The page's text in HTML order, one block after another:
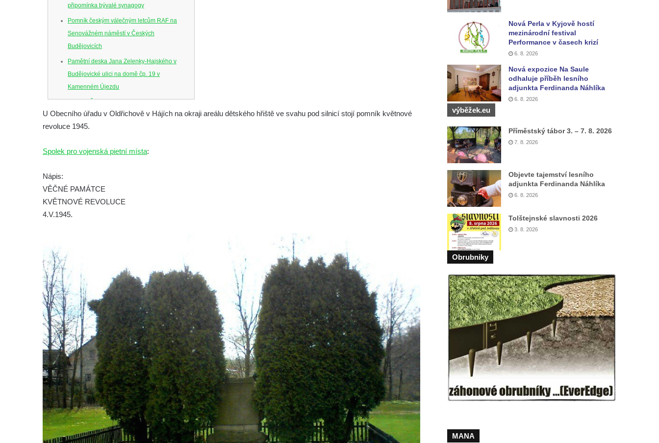
připomínka bývalé synagogy
Pomník českým válečným letcům RAF na
Senovážném náměstí v Českých
Budějovicích
Pamětní deska Jana Zelenky-Hajského v
Budějovické ulici na domě čp. 19 v
Kamenném Újezdu
Kenotaf Šimona Valhy na starém hřbitově v
Kamenném Újezdě
Kenotaf Václava B. Hájka na starém
Pomník obětem válek na Náměstí v
Kenotaf Jana Mojžiše na hřbitově ve
Velešíně
Kenotaf Josefa Jílka na hřbitově ve
Hrob Josefa Havla na hřbitově ve Velešíně
Pomník obětem 2. světové války na hřbitově
u kostela svatého Václava ve Velešíně
Pamětní deska 240 MILES TO FREEDOM u
pomníku obětem válek na náměstí J. V.
Kamarýta ve Velešíně
Pomník obětem 1. a 2. světové války na
náměstí J. V. Kamarýta ve Velešíně
Pomník obětem 1. a 2. světové války v
Římově
Hrob Petera Korgera a Petra Štindla na
hřbitově v Římově
Pomník obětem 1. světové války v Dolním
U Obecního úřadu v Oldřichově v Hájích na okraji areálu dětského hřiště ve svahu pod silnicí stojí pomník květnové
revoluce 1945.
Spolek pro vojenská pietní místa:
Nápis:
VĚČNÉ PAMÁTCE
KVĚTNOVÉ REVOLUCE
4.V.1945.
Nová Perla v Kyjově hostí
mezinárodní festival
Performance v časech krizí
6. 8. 2026
Nová expozice Na Saule
odhaluje příběh lesního
adjunkta Ferdinanda Náhlíka
6. 8. 2026
výběžek.eu
Příměstský tábor 3. – 7. 8. 2026
7. 8. 2026
Objevte tajemství lesního
adjunkta Ferdinanda Náhlíka
6. 8. 2026
Tolštejnské slavnosti 2026
3. 8. 2026
Obrubniky
MANA